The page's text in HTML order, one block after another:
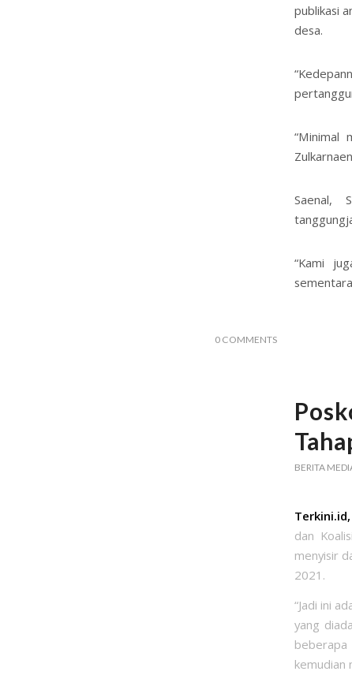
publikasi
desa.
“Minimal
Saenal,
“Kami
0 COMMENTS
BERITA
dan
menyisir
2021.
“Jadi ini
yang
kemudian